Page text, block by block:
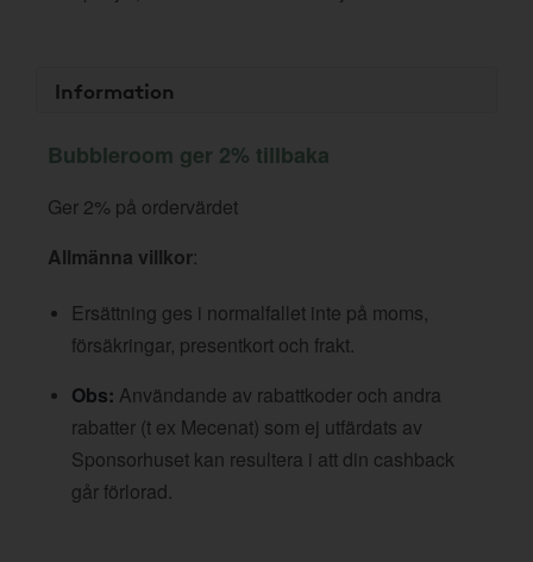
Information
Bubbleroom ger 2% tillbaka
Ger 2% på ordervärdet
Allmänna villkor:
Ersättning ges i normalfallet inte på moms,
försäkringar, presentkort och frakt.
Obs: Användande av rabattkoder och andra
rabatter (t ex Mecenat) som ej utfärdats av
Sponsorhuset kan resultera i att din cashback
går förlorad.